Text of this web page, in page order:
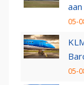
05-
05-